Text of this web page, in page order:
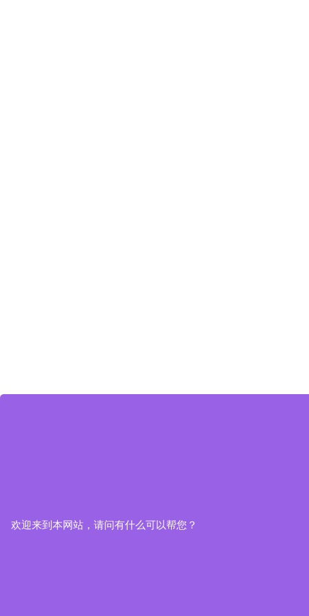
欢迎来到本网站，请问有什么可以帮您？